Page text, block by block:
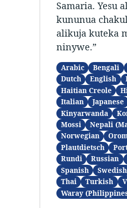
Samaria. Yesu
kununua
alikuja kuteka
ninywe.”
Arabic Bengali
Dutch
English
Haitian Creole
Italian
Japanese
Kinyarwanda
Mossi
Nepali
Norwegian
Plautdietsch
Rundi
Russian
Spanish
Swedish
Thai
Turkish
Waray